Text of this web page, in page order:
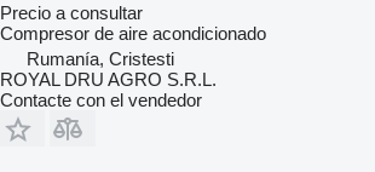
Precio a consultar
Compresor de aire acondicionado
Rumanía, Cristesti
ROYAL DRU AGRO S.R.L.
Contacte con el vendedor